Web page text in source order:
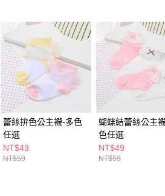
繳費通知簡訊。
行付款，方視為交易完成。
需立刻繳費，但若您需要取消訂單，請聯絡
取消之訂單仍視為有效，需透過AFTEE先享
先享後付 」之結帳頁面顯示為準，若有關於
欲退款等相關疑問，請聯繫「AFTEE先享後付
support/home
司提供之「AFTEE先享後付」服務完成之交
供個人資料，並將交易相關給付款項請求債
司。
瀏覽以下網址：
以上)免運費
以上)免運費
以上)免運費
以上)免運費
以上)免運費
蕾絲拚色公主襪-多色
任選
NT$49
NT$59
蝴蝶結蕾絲公主
色任選
NT$49
NT$59